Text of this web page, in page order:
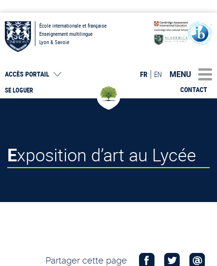
École internationale et française
Enseignement multilingue
Lyon & Savoie
SE LOGUER
ACCÈS PORTAIL
CONTACT
FR EN MENU
Exposition d’art au Lycée
Partager cette page